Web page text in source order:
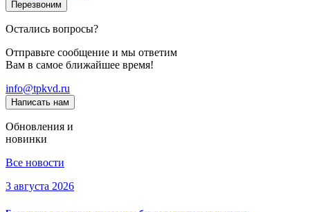
Перезвоним
Остались вопросы?
Отправьте сообщение и мы ответим
Вам в самое ближайшее время!
info@tpkvd.ru
Написать нам
Обновления и
новинки
Все новости
3 августа 2026